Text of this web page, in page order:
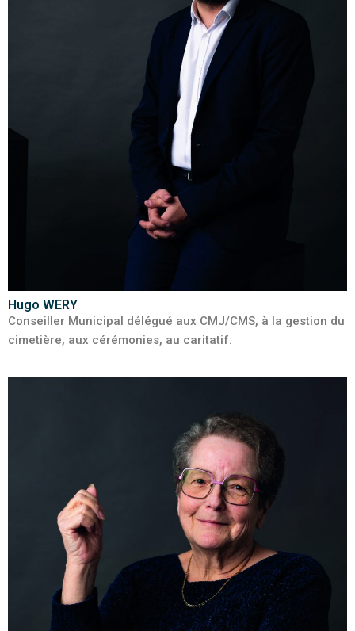
Hugo WERY
Conseiller Municipal délégué aux CMJ/CMS, à la gestion du
cimetière, aux cérémonies, au caritatif.